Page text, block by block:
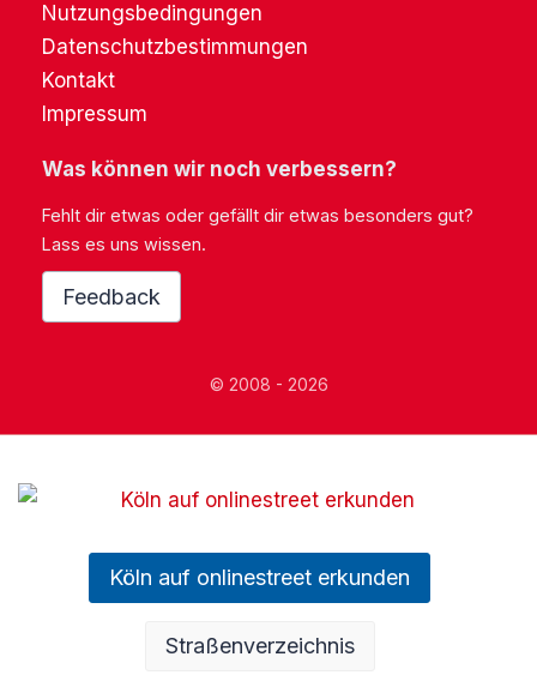
Nutzungsbedingungen
Datenschutzbestimmungen
Kontakt
Impressum
Was können wir noch verbessern?
Fehlt dir etwas oder gefällt dir etwas besonders gut?
Lass es uns wissen.
Feedback
© 2008 - 2026
Köln auf onlinestreet erkunden
Straßenverzeichnis